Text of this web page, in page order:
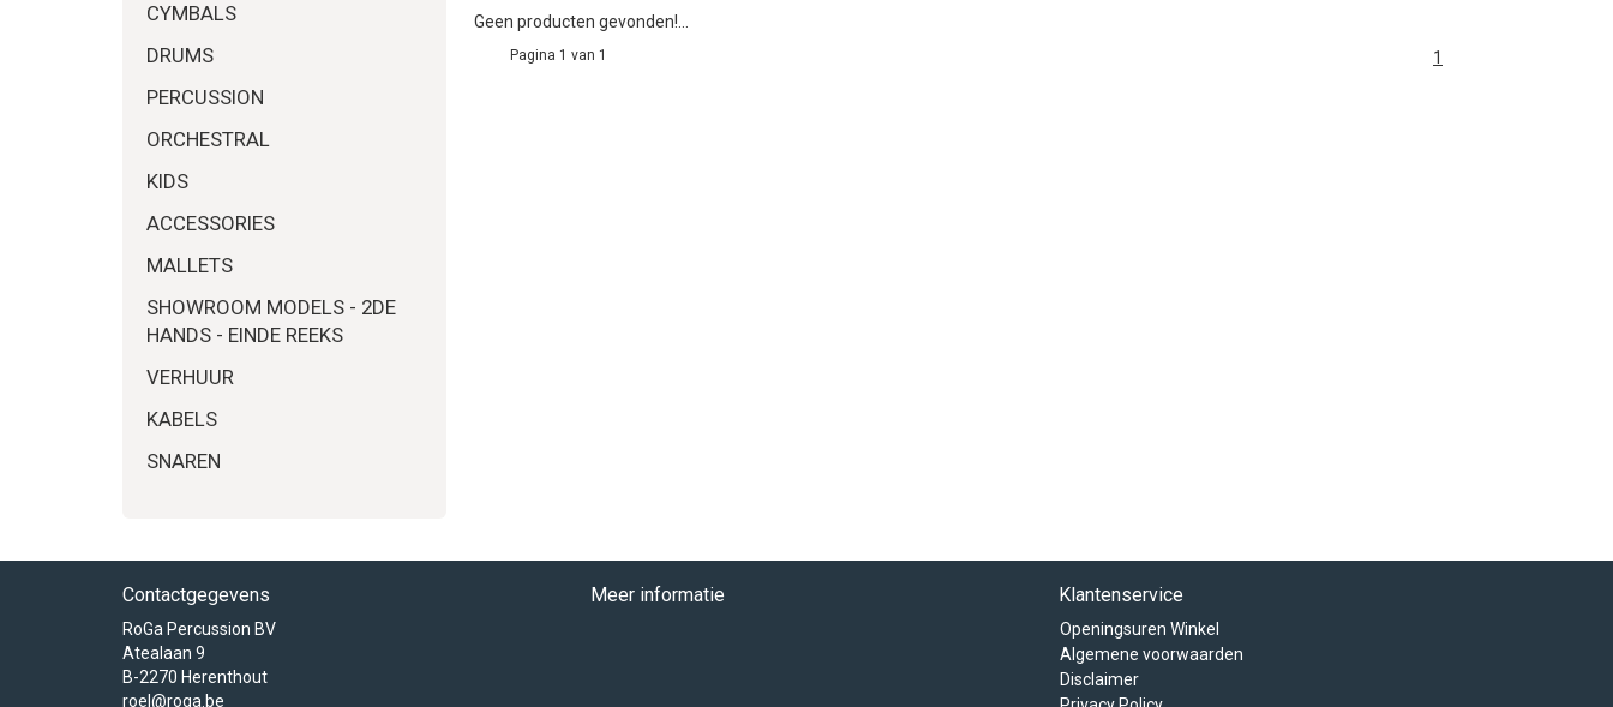
CYMBALS
DRUMS
PERCUSSION
ORCHESTRAL
KIDS
ACCESSORIES
MALLETS
SHOWROOM MODELS - 2DE
HANDS - EINDE REEKS
VERHUUR
KABELS
SNAREN
Geen producten gevonden!...
Pagina 1 van 1 1
Contactgegevens
RoGa Percussion BV
Atealaan 9
B-2270 Herenthout
roel@roga.be
Meer informatie Klantenservice
Openingsuren Winkel
Algemene voorwaarden
Disclaimer